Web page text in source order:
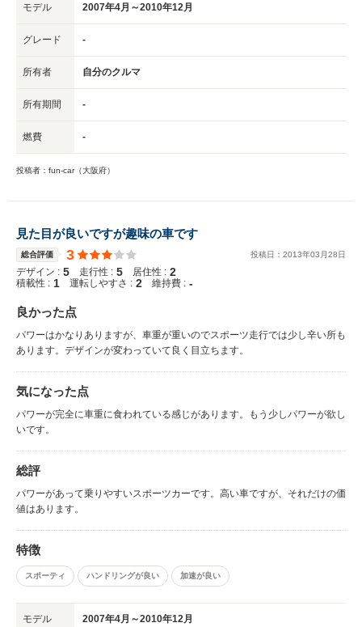
モデル 2007年4月～2010年12月
グレード -
所有者 自分のクルマ
所有期間 -
燃費 -
投稿者：fun-car（大阪府）
見た目が良いですが趣味の車です
総合評価 3 投稿日： 2013年03 月28日
デザイン : 5 走行性 : 5 居住性 : 2
積載性 : 1 運転しやすさ : 2 維持費 : -
良かった点
パワーはかなりありますが、車重が重いのでスポーツ走行では少し辛い所も
あります。デザインが変わっていて良く目立ちます。
気になった点
パワーが完全に車重に食われている感じがあります。もう少しパワーが欲し
いです。
総評
パワーがあって乗りやすいスポーツカーです。高い車ですが、それだけの価
値はあります。
特徴
スポーティ ハンドリングが良い 加速が良い
モデル 2007年4月～2010年12月